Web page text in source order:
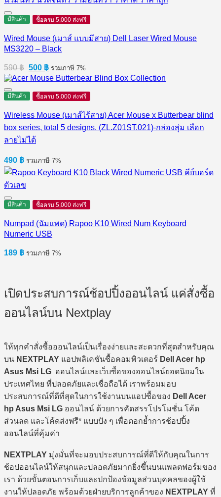
มีสินค้า ซื้อครบ 5,000 ส่งฟรี
Wired Mouse (เมาส์ แบบมีสาย) Dell Laser Wired Mouse
MS3220 – Black
590฿ Original
price
was:
590 ฿.
500 ฿Current
price
is:
500 ฿.
รวมภาษี 7%
มีสินค้า ซื้อครบ 5,000 ส่งฟรี
Wireless Mouse (เมาส์ไร้สาย) Acer Mouse x Butterbear blind
box series, total 5 designs. (ZL.Z01ST.021)-กล่องสุ่ม เลือก
ลายไม่ได้
490 ฿ รวมภาษี 7%
มีสินค้า ซื้อครบ 5,000 ส่งฟรี
Numpad (นัมแพด) Rapoo K10 Wired Num Keyboard
Numeric USB
189 ฿ รวมภาษี 7%
เปิดประสบการณ์ช้อปปิ้งออนไลน์ แค่สั่งซื้อ
ออนไลน์บน Nextplay
ให้ทุกคำสั่งซื้อออนไลน์เป็นเรื่องง่ายและสะดวกที่สุดสำหรับคุณ
บน NEXTPLAY แอปพลิเคชันซื้อคอมพิวเตอร์ Dell Acer hp
Asus Msi LG ออนไลน์และเว็บซื้อของออนไลน์ยอดนิยมใน
ประเทศไทย ที่ปลอดภัยและเชื่อถือได้ เราพร้อมมอบ
ประสบการณ์ที่ดีที่สุดในการใช้งานบนแอปซื้อของ Dell Acer
hp Asus Msi LG ออนไลน์ ด้วยการคัดสรรโปรโมชั่น โค้ด
ส่วนลด และโค้ดส่งฟรี* แบบปัง ๆ เพื่อตอกย้ำการช้อปปิ้ง
ออนไลน์ที่คุ้มค่า
NEXTPLAY มุ่งมั่นที่จะมอบประสบการณ์ที่ดีให้กับคุณในการ
ช้อปออนไลน์ให้สนุกและปลอดภัยมากยิ่งขึ้นบนแพลตฟอร์มของ
เรา ด้วยขั้นตอนการเก็บและปกป้องข้อมูลส่วนบุคคลของผู้ใช้
งานให้ปลอดภัย พร้อมด้วยฝ่ายบริการลูกค้าของ NEXTPLAY ที่